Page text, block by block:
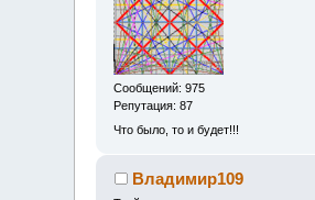
Сообщений: 975
Репутация: 87
Что было, то и будет!!!
Владимир109